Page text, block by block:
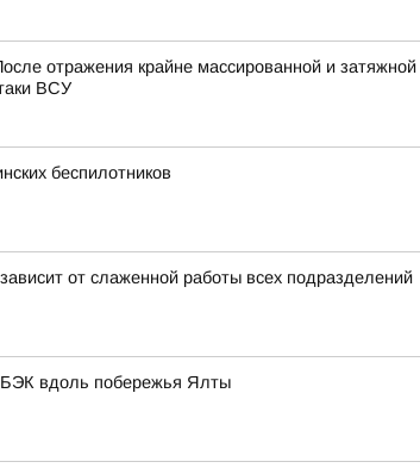
отражения крайне массированной и
ВСУ
беспилотников
от слаженной работы всех подразделений
БЭК вдоль побережья Ялты